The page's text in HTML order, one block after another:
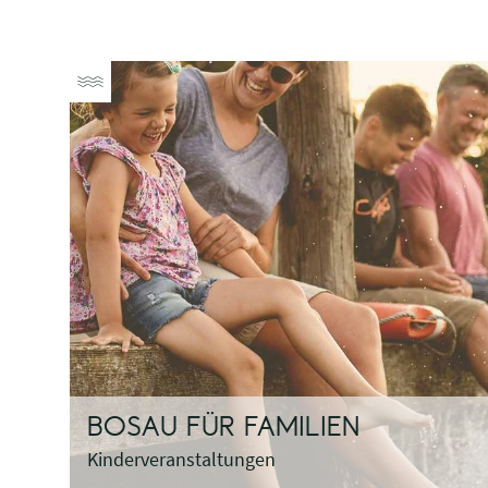
BOSAU FÜR FAMILIEN
Kinderveranstaltungen